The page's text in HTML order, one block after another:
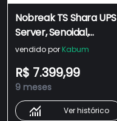
Nobreak TS Shara UPS
Server, Senoidal,
3200VA, Saída 115V ou
SNMP(interno), Rack 19
3U, Bivolt, 18AH/45AH -
6901
vendido por Kabum
R$ 7.399,99
9 meses
Ver histórico